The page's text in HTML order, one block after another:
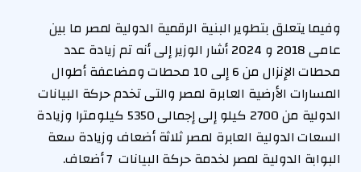
وفيما يتعلق بتطوير البنية الرقمية الدولية لمصر ما بين
عامى 2018 و 2024 أشار الوزير إلى أنه تم زيادة عدد
محطات الإنزال من 6 إلى 10 محطات ومضاعفة أطوال
المسارات الأرضية العابرة لمصر والتى تخدم حركة البيانات
الدولية من 2700 كيلو إلى إجمالى 5350 كيلومترا وزيادة
السعات الدولية العابرة لمصر ثلاثة أضعاف وزيادة سعة
البوابة الدولية لمصر لخدمة حركة البيانات 7 أضعاف.